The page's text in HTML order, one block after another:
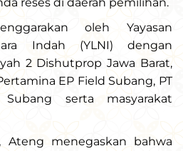
reses di daerah pemilihan.
oleh Yayasan
Indah (YLNI) dengan
2 Dishutprop Jawa Barat,
EP Field Subang, PT
serta masyarakat
Ateng menegaskan bahwa